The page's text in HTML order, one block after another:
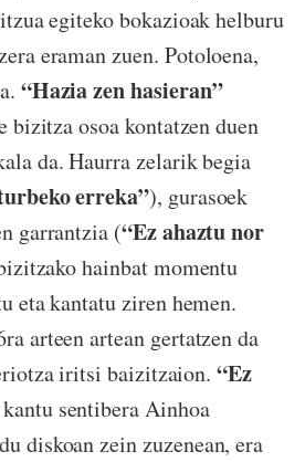
egiteko bokazioak helburu
eraman zuen. Potoloena,
“Hazia zen hasieran”
bizitza osoa kontatzen duen
da. Haurra zelarik begia
erreka”), gurasoek
garrantzia (“Ez ahaztu nor
hainbat momentu
eta kantatu ziren hemen.
arteen artean gertatzen da
iritsi baizitzaion.“Ez
sentibera Ainhoa
diskoan zein zuzenean, era